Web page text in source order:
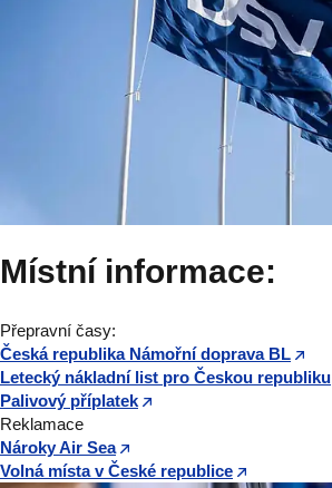
Místní informace:
Přepravní časy:
Česká republika Námořní doprava BL
Letecký nákladní list pro Českou republiku
Palivový příplatek
Reklamace
Nároky Air Sea
Volná místa v České republice